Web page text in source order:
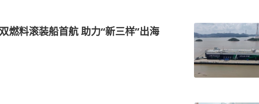
燃料滚装船首航 助力“新三样”出海